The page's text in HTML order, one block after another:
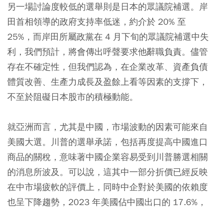
另一場討論度較低的選舉則是日本的眾議院補選。岸
田首相領導的政府支持率低迷，約介於 20% 至
25%，而岸田所屬政黨在 4 月下旬的眾議院補選中失
利，我們預計，將會傳出呼聲要求他辭職負責。儘管
存在不確定性，但我們認為，在企業改革、資產負債
體質改善、生產力成長及盈餘上看等因素的支撐下，
不至於阻礙日本股市的積極動能。
就亞洲而言，尤其是中國，市場波動的因素可能來自
美國大選。川普的選舉承諾，包括再度提高中國進口
商品的關稅，意味著中國企業容易受到川普勝選相關
的消息所波及。可以說，這其中一部分折價已經反映
在中市場疲軟的評價上，同時中企對於美國的依賴度
也呈下降趨勢，2023 年美國佔中國出口的 17.6%，